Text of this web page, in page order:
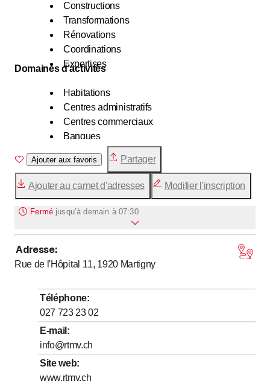
Constructions
Transformations
Rénovations
Coordinations
Expertises
Domaines d’activités
Habitations
Centres administratifs
Centres commerciaux
Banques
Etablissements publics
Etablissements scolaires
Hôpitaux, EMS
Tout autre type de construction
Ajouter aux favoris Partager
Ajouter au carnet d'adresses Modifier l'inscription
Fermé jusqu’à demain à 07:30
Lundi jusqu’à
30
Mardi
Mercredi
7:30- jusqu’à
17:30
Jeudi
Vendredi
Samedi
Dimanche
Adresse:
Rue de l'Hôpital 11, 1920 Martigny
Téléphone:
027 723 23 02
E-mail :
info@rtmv.ch
Site web:
www.rtmv.ch